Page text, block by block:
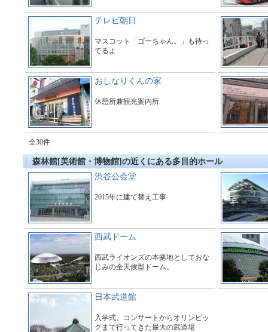
テレビ朝日
マスコット「ゴーちゃん。」も待っ
てるよ
おしなりくんの家
休憩所兼観光案内所
全30件
森林館[美術館・博物館]の近くにある多目的ホール
渋谷公会堂
2015年に建て替え工事
西武ドーム
西武ライオンズの本拠地としておな
じみの全天候型ドーム。
日本武道館
入学式、コンサートからオリンピッ
クまで行ってきた最大の武道場